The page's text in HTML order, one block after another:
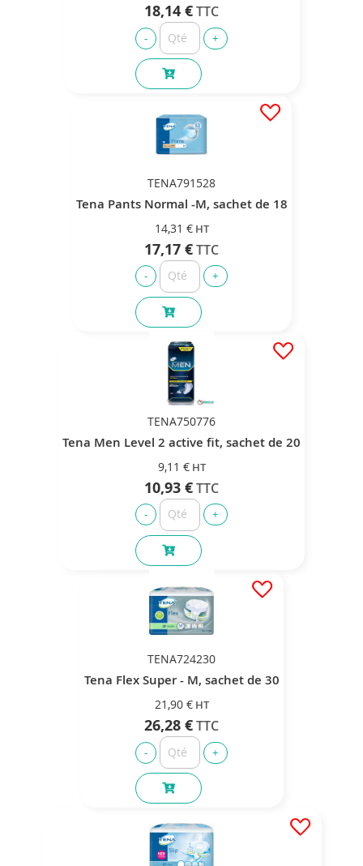
18,14 €
TENA791528
Tena Pants Normal -M, sachet de 18
14,31 €
17,17 €
TENA750776
Tena Men Level 2 active fit, sachet de 20
9,11 €
10,93 €
TENA724230
Tena Flex Super - M, sachet de 30
21,90 €
26,28 €